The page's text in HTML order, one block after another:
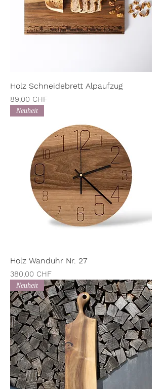
Holz Schneidebrett Alpaufzug
Preis
89,00 CHF
Neuheit
Holz Wanduhr Nr. 27
Preis
380,00 CHF
Neuheit